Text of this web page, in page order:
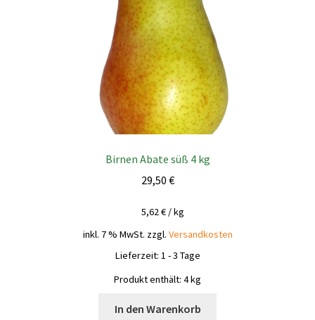
Birnen Abate süß 4 kg
29,50 €
5,62 €/kg
inkl. 7 % MwSt. zzgl. Versandkosten
Lieferzeit: 1 - 3 Tage
Produkt enthält: 4kg
In den Warenkorb